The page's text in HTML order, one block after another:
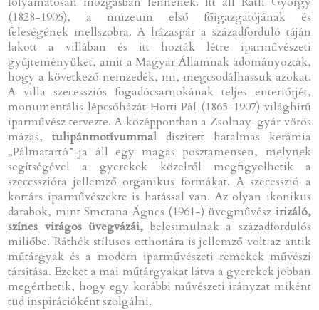
(1828-1905), a múzeum első főigazgatójának és
feleségének mellszobra. A házaspár a századforduló táján
lakott a villában és itt hozták létre iparművészeti
gyűjteményüket, amit a Magyar Államnak adományoztak,
hogy a következő nemzedék, mi, megcsodálhassuk azokat.
A villa szecessziós fogadócsarnokának teljes enteriőrjét,
monumentális lépcsőházát Horti Pál (1865-1907) világhírű
iparművész tervezte. A középpontban a Zsolnay-gyár vörös
mázas,tulipánmotívummaldíszített hatalmas kerámia
„Pálmatartó”-ja áll egy magas posztamensen, melynek
segítségével a gyerekek közelről megfigyelhetik a
szecesszióra jellemző organikus formákat. A szecesszió a
kortárs iparművészekre is hatással van. Az olyan ikonikus
darabok, mint Smetana Ágnes (1961-) üvegművész irizáló,
színes virágos üvegvázái, belesimulnak a századfordulós
miliőbe. Ráthék stílusos otthonára is jellemző volt az antik
műtárgyak és a modern iparművészeti remekek művészi
társítása. Ezeket a mai műtárgyakat látva a gyerekek jobban
megérthetik, hogy egy korábbi művészeti irányzat miként
tud inspirációként szolgálni.